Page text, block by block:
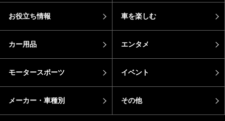
お役立ち情報 車を楽しむ
カー用品 エンタメ
モータースポーツ イベント
メーカー・車種別 その他